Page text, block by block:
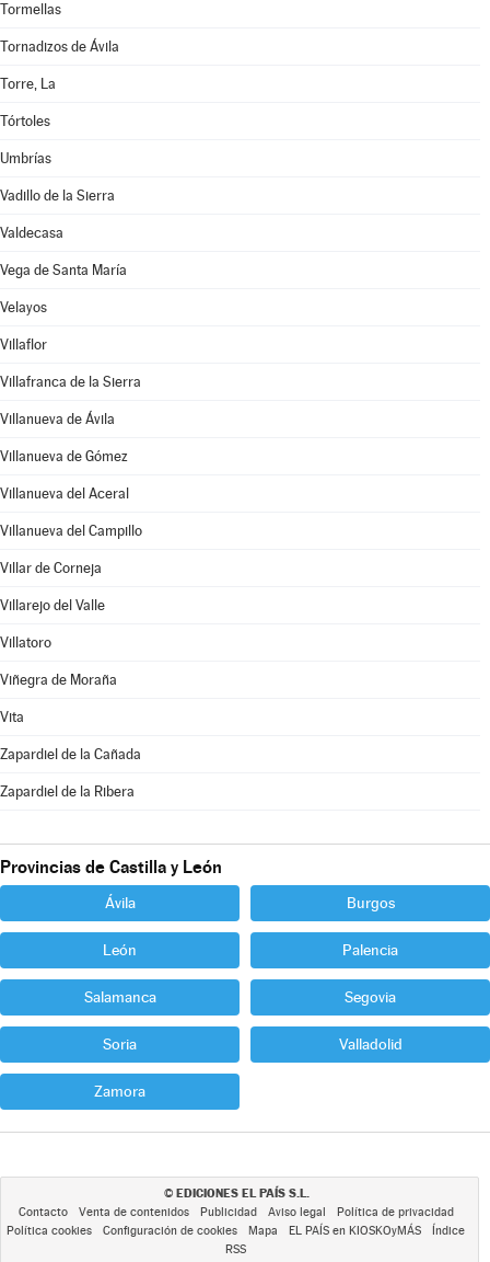
Tormellas
Tornadizos de Ávila
Torre, La
Tórtoles
Umbrías
Vadillo de la Sierra
Valdecasa
Vega de Santa María
Velayos
Villaflor
Villafranca de la Sierra
Villanueva de Ávila
Villanueva de Gómez
Villanueva del Aceral
Villanueva del Campillo
Villar de Corneja
Villarejo del Valle
Villatoro
Viñegra de Moraña
Vita
Zapardiel de la Cañada
Zapardiel de la Ribera
Provincias de Castilla y León
Ávila Burgos
León Palencia
Salamanca Segovia
Soria Valladolid
Zamora
© EDICIONES EL PAÍS S.L.
Contacto Venta de contenidos Publicidad Aviso legal
Política de privacidad
Política cookies
Configuración de cookies Mapa EL PAÍS en KIOSKOyMÁS
Índice
RSS